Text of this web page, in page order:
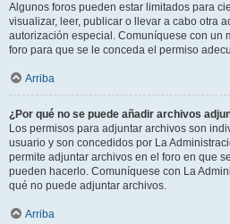
Algunos foros pueden estar limitados para
visualizar, leer, publicar o llevar a cabo otra
autorización especial. Comuníquese con un
foro para que se le conceda el permiso
Arriba
¿Por qué no se puede añadir archivos
Los permisos para adjuntar archivos son
usuario y son concedidos por La
permite adjuntar archivos en el foro en que
pueden hacerlo. Comuníquese con La
qué no puede adjuntar archivos.
Arriba